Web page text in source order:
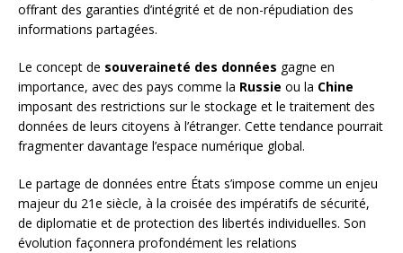
offrant des garanties d’intégrité et de non-répudiation des
informations partagées.
Le concept de souveraineté des données gagne en
importance, avec des pays comme la Russie ou la Chine
imposant des restrictions sur le stockage et le traitement des
données de leurs citoyens à l’étranger. Cette tendance pourrait
fragmenter davantage l’espace numérique global.
Le partage de données entre États s’impose comme un enjeu
majeur du 21e siècle, à la croisée des impératifs de sécurité,
de diplomatie et de protection des libertés individuelles. Son
évolution façonnera profondément les relations